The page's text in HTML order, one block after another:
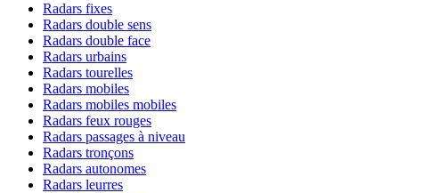
Radars fixes
Radars double sens
Radars double face
Radars urbains
Radars tourelles
Radars mobiles
Radars mobiles mobiles
Radars feux rouges
Radars passages à niveau
Radars tronçons
Radars autonomes
Radars leurres